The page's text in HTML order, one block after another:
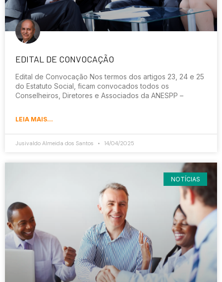
EDITAL DE CONVOCAÇÃO
Edital de Convocação Nos termos dos artigos 23, 24 e 25
do Estatuto Social, ficam convocados todos os
Conselheiros, Diretores e Associados da ANESPP –
LEIA MAIS...
Jusivaldo Almeida dos Santos 14/04/2025
NOTÍCIAS